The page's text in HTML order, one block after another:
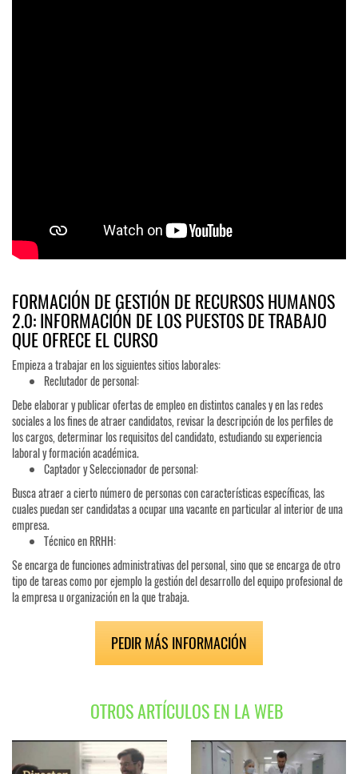
FORMACIÓN DE GESTIÓN DE RECURSOS HUMANOS
2.0: INFORMACIÓN DE LOS PUESTOS DE TRABAJO
QUE OFRECE EL CURSO
Empieza a trabajar en los siguientes sitios laborales:
Reclutador de personal:
Debe elaborar y publicar ofertas de empleo en distintos canales y en las redes
sociales a los fines de atraer candidatos, revisar la descripción de los perfiles de
los cargos, determinar los requisitos del candidato, estudiando su experiencia
laboral y formación académica.
Captador y Seleccionador de personal:
Busca atraer a cierto número de personas con características específicas, las
cuales puedan ser candidatas a ocupar una vacante en particular al interior de una
empresa.
Técnico en RRHH:
Se encarga de funciones administrativas del personal, sino que se encarga de otro
tipo de tareas como por ejemplo la gestión del desarrollo del equipo profesional de
la empresa u organización en la que trabaja.
PEDIR MÁS INFORMACIÓN
OTROS ARTÍCULOS EN LA WEB